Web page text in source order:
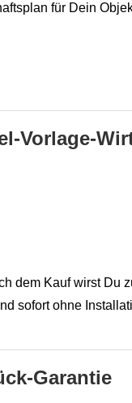
für Dein
Vorlage-
dem Kauf wirst Du
sofort ohne
Garantie